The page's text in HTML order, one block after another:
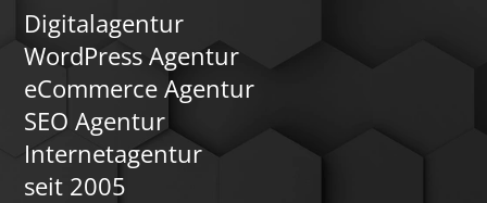
Digitalagentur
WordPress Agentur
eCommerce Agentur
SEO Agentur
Internetagentur
seit 2005